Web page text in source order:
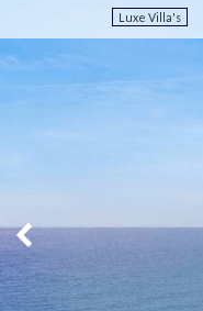
Luxe Villa's